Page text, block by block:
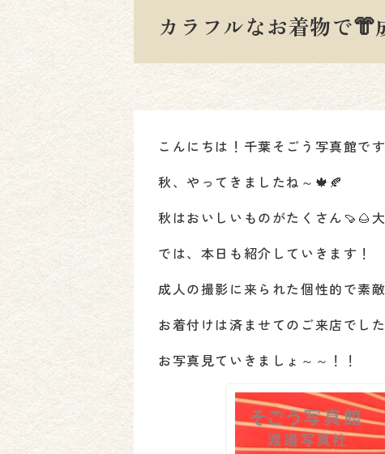
カラフルなお着物で👘
こんにちは！千葉そごう写真館です
秋、やってきましたね～🍁🍂
秋はおいしいものがたくさん🍠🌰
では、本日も紹介していきます！
成人の撮影に来られた個性的で素
お着付けは済ませてのご来店でし
お写真見ていきましょ～～！！